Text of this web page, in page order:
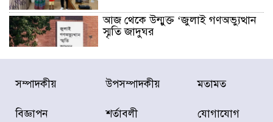
আজ থেকে উন্মুক্ত ‘জুলাই গণঅভ্যুত্থান
স্মৃতি জাদুঘর
রাজধানীর উত্তরা আঞ্চলিক পাসপোর্ট
অফিসের সামনে দালাল চক্রের ১৩ জন
করেছে র‌্যাব-১
সম্পাদকীয় উপসম্পাদকীয় মতামত
বিজ্ঞাপন শর্তাবলী যোগাযোগ